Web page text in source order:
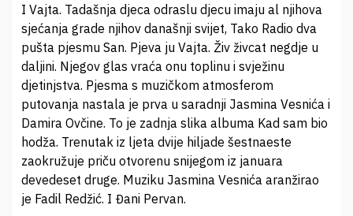
I Vajta. Tadašnja djeca odraslu djecu imaju al njihova
sjećanja grade njihov današnji svijet, Tako Radio dva
pušta pjesmu San. Pjeva ju Vajta. Živ živcat negdje u
daljini. Njegov glas vraća onu toplinu i svježinu
djetinjstva. Pjesma s muzičkom atmosferom
putovanja nastala je prva u saradnji Jasmina Vesnića i
Damira Ovčine. To je zadnja slika albuma Kad sam bio
hodža. Trenutak iz ljeta dvije hiljade šestnaeste
zaokružuje priču otvorenu snijegom iz januara
devedeset druge. Muziku Jasmina Vesnića aranžirao
je Fadil Redžić. I Đani Pervan.